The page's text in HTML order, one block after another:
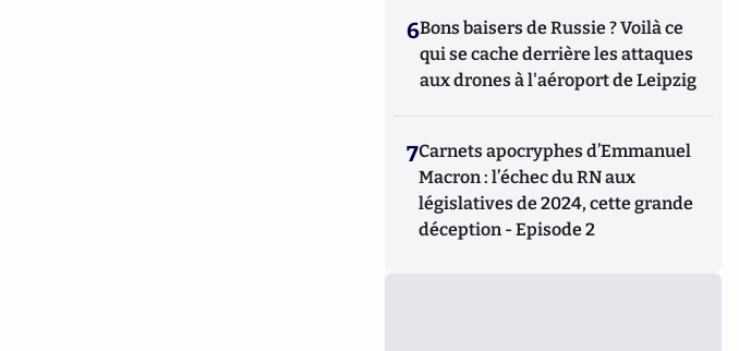
6Bons baisers de Russie ? Voilà ce
qui se cache derrière les attaques
aux drones à l'aéroport de Leipzig
7Carnets apocryphes d’Emmanuel
Macron : l’échec du RN aux
législatives de 2024, cette grande
déception - Episode 2